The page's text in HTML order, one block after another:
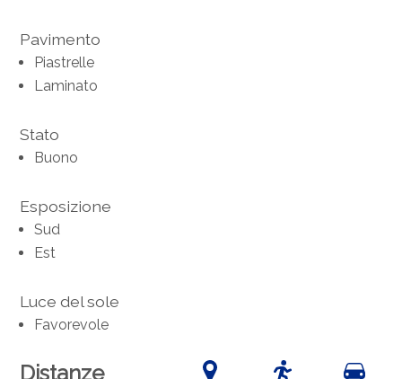
Pavimento
Piastrelle
Laminato
Stato
Buono
Esposizione
Sud
Est
Luce del sole
Favorevole
Distanze